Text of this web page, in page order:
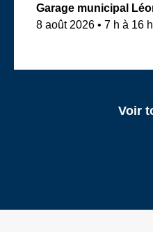
Garage municipal
8 août 2026 • 7 h à 16 h
Voir